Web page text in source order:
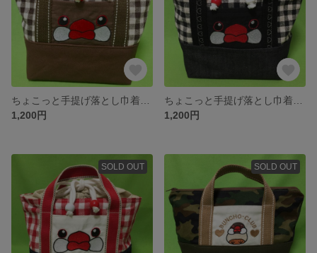
1,200円
1,200円
SOLD OUT SOLD OUT